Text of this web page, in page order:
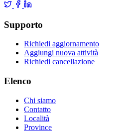
Supporto
Richiedi aggiornamento
Aggiungi nuova attività
Richiedi cancellazione
Elenco
Chi siamo
Contatto
Località
Province